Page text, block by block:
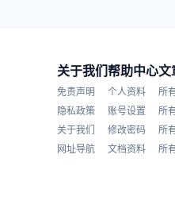
关于我们
免责声明
隐私政策
关于我们
网址导航
帮助中心
个人资料
账号设置
修改密码
文档资料
文
所
所
所
所